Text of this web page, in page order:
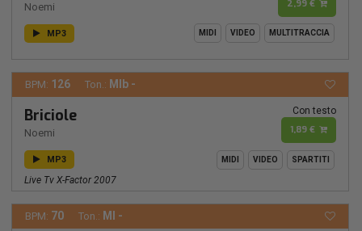
Noemi 2,99 €
MP3 MIDI VIDEO MULTITRACCIA
BPM: 126 Ton.: MIb -
Briciole
Noemi
Con testo
1,89 €
MP3 MIDI VIDEO SPARTITI
Live Tv X-Factor 2007
BPM: 70 Ton.: MI -